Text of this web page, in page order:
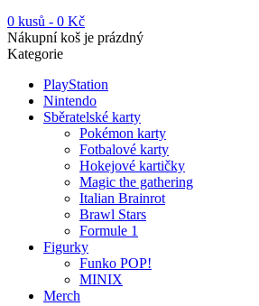
0 kusů - 0 Kč
Nákupní koš je prázdný
Kategorie
PlayStation
Nintendo
Sběratelské karty
Pokémon karty
Fotbalové karty
Hokejové kartičky
Magic the gathering
Italian Brainrot
Brawl Stars
Formule 1
Figurky
Funko POP!
MINIX
Merch